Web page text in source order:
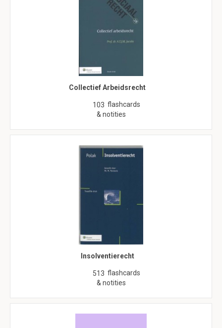
Collectief Arbeidsrecht
103 flashcards
& notities
Insolventierecht
513 flashcards
& notities